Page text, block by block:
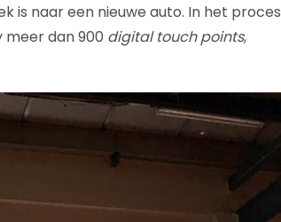
is naar een nieuwe auto. In het proces
dan 900 digital touch points,